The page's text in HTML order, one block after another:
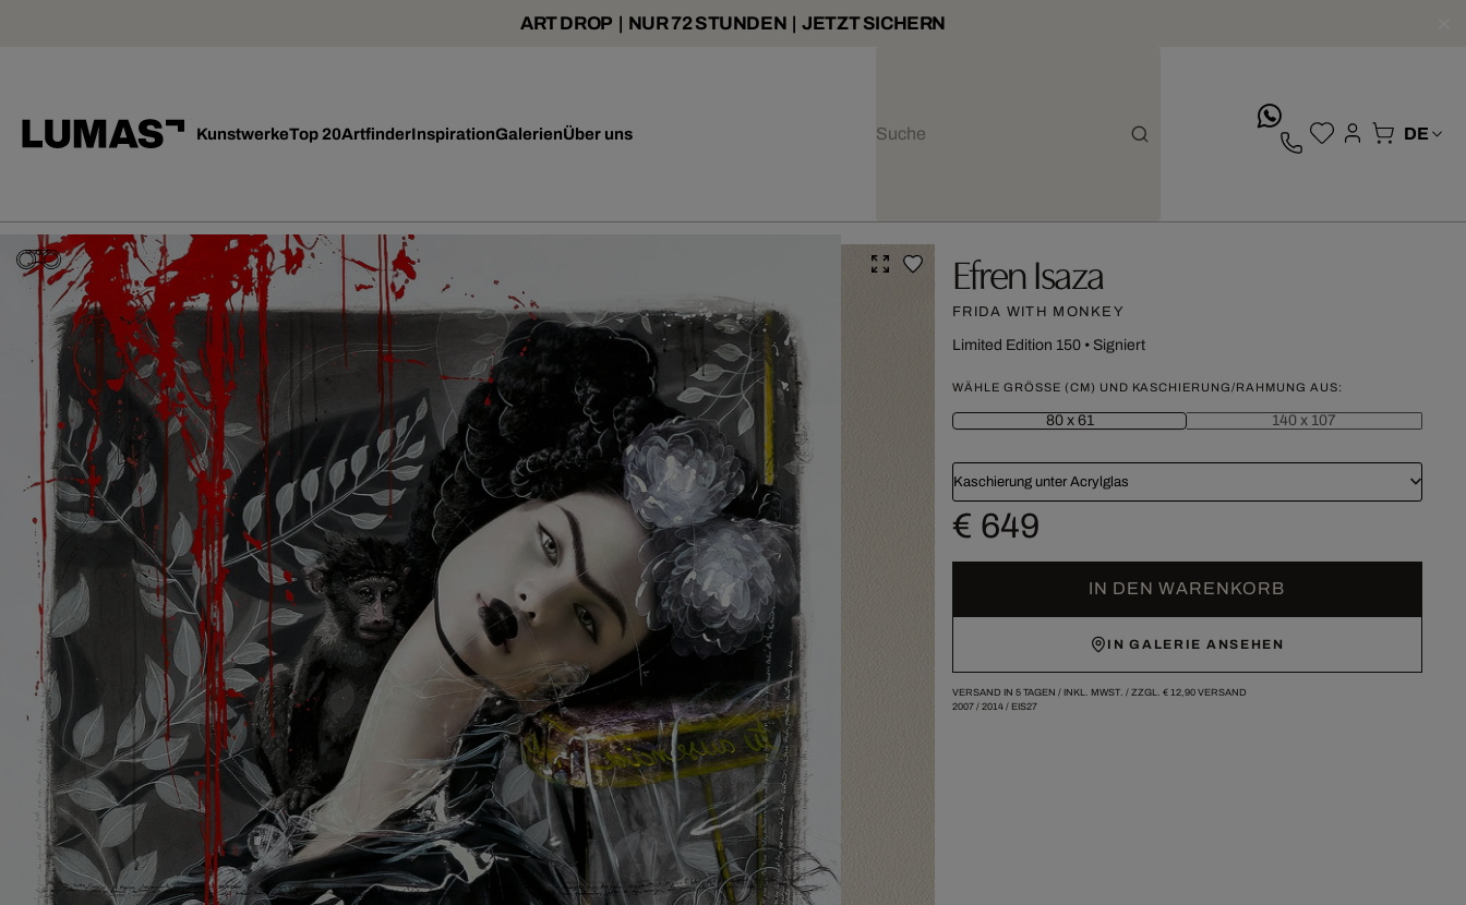
ART DROP | NUR 72 STUNDEN | JETZT SICHERN
KunstwerkeTop 20ArtfinderInspirationGalerienÜber uns
Efren Isaza
FRIDA WITH MONKEY
Limited Edition 150• Signiert
WÄHLE GRÖSSE (CM) UND KASCHIERUNG/RAHMUNG AUS:
80 x 61 140 x 107
Kaschierung unter Acrylglas
€ 649
IN DEN WARENKORB
IN GALERIE ANSEHEN
VERSAND IN 5 TAGEN / INKL. MWST. / ZZGL. € 12,90VERSAND
2007/ 2014/ EIS27